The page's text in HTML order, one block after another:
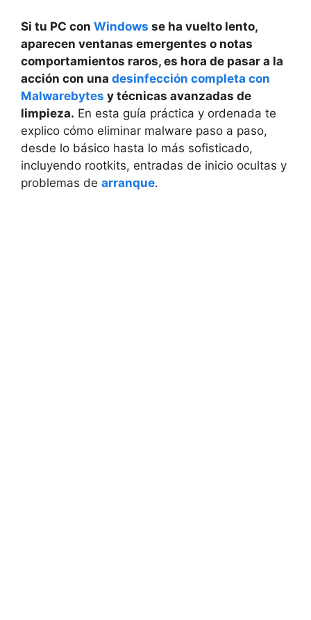
Si tu PC con Windows se ha vuelto lento,
aparecen ventanas emergentes o notas
comportamientos raros, es hora de pasar a la
acción con una desinfección completa con
Malwarebytes y técnicas avanzadas de
limpieza. En esta guía práctica y ordenada te
explico cómo eliminar malware paso a paso,
desde lo básico hasta lo más sofisticado,
incluyendo rootkits, entradas de inicio ocultas y
problemas de arranque.